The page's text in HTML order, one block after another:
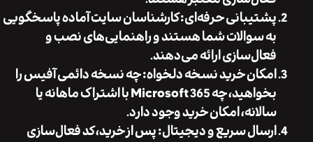
پشتیبانی حرفه‌ای:کارشناسان سایت آماده پاسخگویی
به سوالات شما هستند و راهنمایی‌های نصب و
فعال‌سازی ارائه می‌دهند.
امکان خرید نسخه دلخواه:چه نسخه دائمی آفیس را
بخواهید، چه Microsoft 365 با اشتراک ماهانه یا
سالانه، امکان خرید وجود دارد.
ارسال سریع و دیجیتال:پس از خرید، کد فعال‌سازی